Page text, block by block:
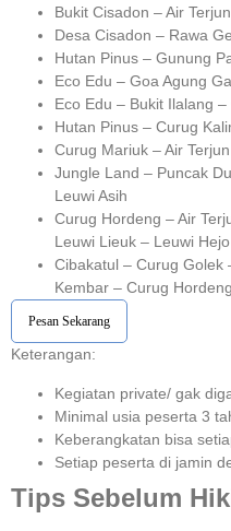
Bukit Cisadon – Air
Desa Cisadon – Rawa
Hutan Pinus – Gunung
Eco Edu – Goa Agung
Eco Edu – Bukit Ilalang
Hutan Pinus – Curug
Curug Mariuk – Air
Jungle Land – Puncak
Leuwi Asih
Curug Hordeng – Air
Leuwi Lieuk – Leuwi Hejo
Cibakatul – Curug Golek
Kembar – Curug Hordeng
Pesan Sekarang
Keterangan:⁣⁣
Kegiatan private/ gak
Minimal usia peserta 3
Keberangkatan bisa
Setiap peserta di jamin
Tips Sebelum